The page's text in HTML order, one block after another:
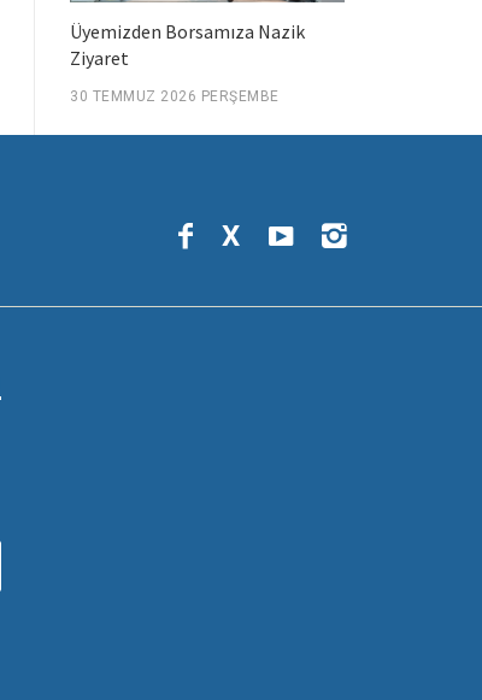
Üyemizden Borsamıza Nazik
Ziyaret
30 TEMMUZ 2026 PERŞEMBE
X